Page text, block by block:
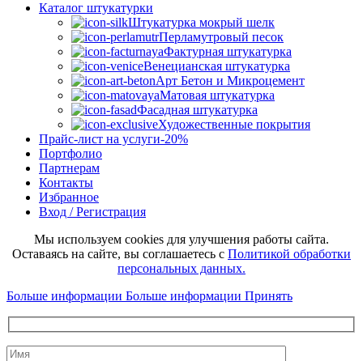
Каталог штукатурки
Штукатурка мокрый шелк
Перламутровый песок
Фактурная штукатурка
Венецианская штукатурка
Арт Бетон и Микроцемент
Матовая штукатурка
Фасадная штукатурка
Художественные покрытия
Прайс-лист на услуги-20%
Портфолио
Партнерам
Контакты
Избранное
Вход / Регистрация
Мы используем cookies для улучшения работы сайта.
Оставаясь на сайте, вы соглашаетесь с Политикой обработки
персональных данных.
Больше информации Больше информации Принять